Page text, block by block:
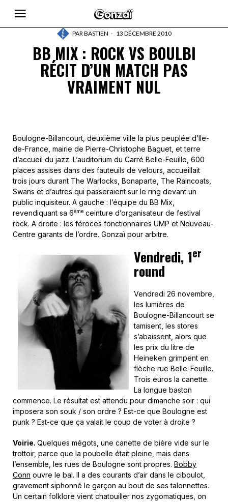
PARBASTIEN 13 DÉCEMBRE 2010
BB MIX : ROCK VS BOULBI
RÉCIT D’UN MATCH PAS
VRAIMENT NUL
Boulogne-Billancourt, deuxième ville la plus peuplée d’Ile-
de-France, mairie de Pierre-Christophe Baguet, et terre
d’accueil du jazz. L’auditorium du Carré Belle-Feuille, 600
places assises dans des fauteuils de velours, accueillait
trois jours durant The Warlocks, Bonaparte, The Raincoats,
Swans et d’autres qui passeraient sur le ring devant un
public inquisiteur. A gauche : l’équipe du BB Mix,
revendiquant sa 6ème ceinture d’organisateur de festival
rock. A droite : les féroces fonctionnaires UMP et Nouveau-
Centre garants de l’ordre. Gonzaï pour arbitre.
Vendredi, 1er
round
Vendredi 26 novembre,
les lumières de
Boulogne-Billancourt se
tamisent, les stores
s’abaissent, alors que
les prix du litre de
Heineken grimpent en
flèche rue Belle-Feuille.
Trois euros la canette.
La longue baston
commence. Le résultat est attendu pour dimanche soir : qui
imposera son souk / son ordre ? Est-ce que Boulogne est
punk ? Est-ce que ça valait le coup de voter à droite ?
Voirie. Quelques mégots, une canette de bière vide sur le
trottoir, parce que la poubelle était pleine, mais dans
l’ensemble, les rues de Boulogne sont propres. Bobby
Conn ouvre le bal. Il a des courants d’air dans le ciboulot,
gravement siphonné le garçon au bout de ses talonnettes.
Un certain folklore vient chatouiller nos zygomatiques, on